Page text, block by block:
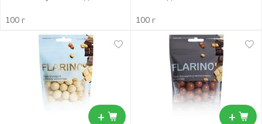
100 г 100 г
+ +